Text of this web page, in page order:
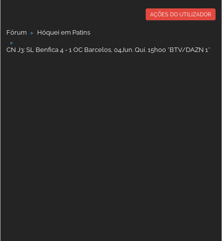
AÇÕES DO UTILIZADOR
Fórum ► Hóquei em Patins
►
CN J3: SL Benfica 4 - 1 OC Barcelos, 04Jun. Qui. 15h00 *BTV/DAZN 1*